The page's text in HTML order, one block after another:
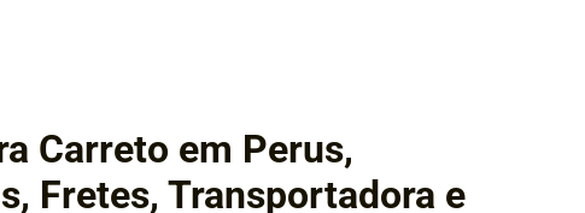
Carreto em Perus,
Fretes, Transportadora e